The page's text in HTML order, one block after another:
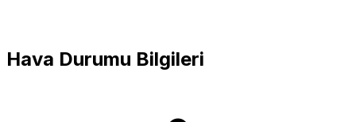
Hava Durumu Bilgileri